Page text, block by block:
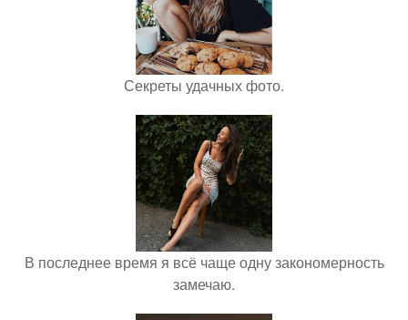
Секреты удачных фото.
В последнее время я всё чаще одну закономерность
замечаю.